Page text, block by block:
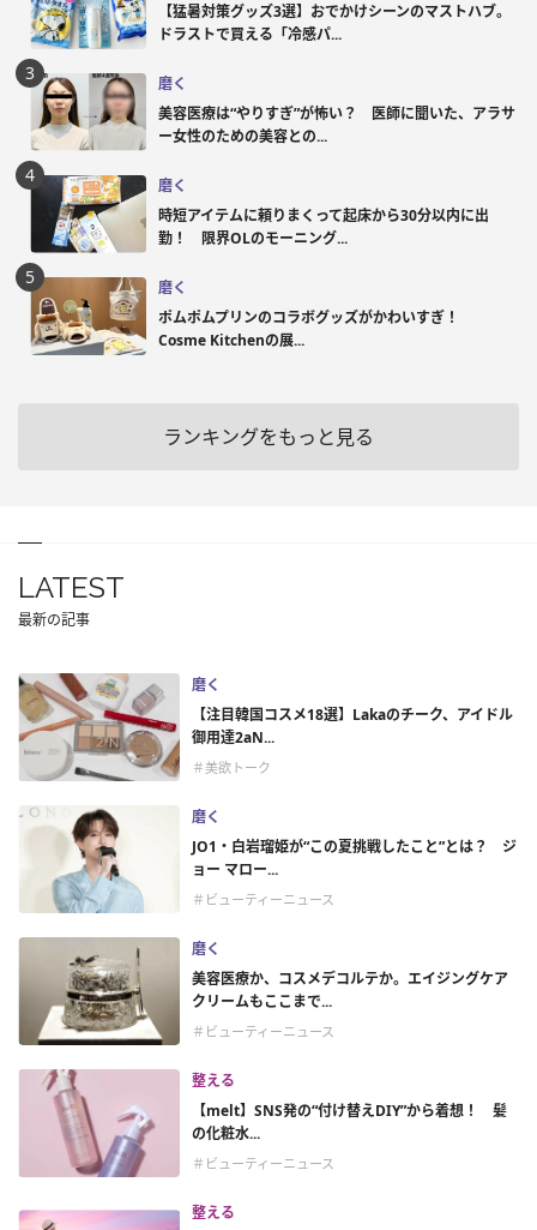
【猛暑対策グッズ3選】おでかけシーンのマストハブ。
ドラストで買える「冷感パ...
磨く
美容医療は“やりすぎ”が怖い？ 医師に聞いた、アラサ
ー女性のための美容との...
磨く
時短アイテムに頼りまくって起床から30分以内に出
勤！ 限界OLのモーニング...
磨く
ポムポムプリンのコラボグッズがかわいすぎ！
Cosme Kitchenの展...
ランキングをもっと見る
LATEST
最新の記事
磨く
【注目韓国コスメ18選】Lakaのチーク、アイドル
御用達2aN...
＃美欲トーク
磨く
JO1・白岩瑠姫が“この夏挑戦したこと”とは？ ジ
ョー マロー...
＃ビューティーニュース
磨く
美容医療か、コスメデコルテか。エイジングケア
クリームもここまで...
＃ビューティーニュース
整える
【melt】SNS発の“付け替えDIY”から着想！ 髪
の化粧水...
＃ビューティーニュース
整える